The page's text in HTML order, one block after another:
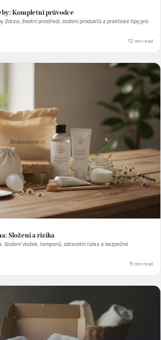
Kompletní průvodce
Zdraví, životní prostředí, složení produktů a praktické tipy pro
12 min read
Složení a rizika
Složení vložek, tamponů, zdravotní rizika a bezpečné
11 min read